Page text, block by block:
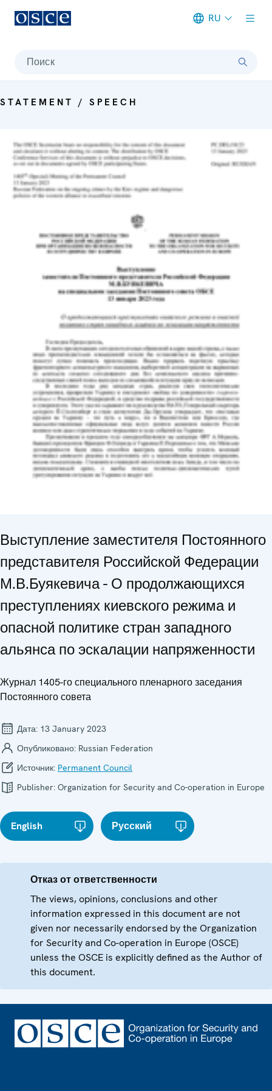
RU
Поиск
STATEMENT / SPEECH
Выступление заместителя Постоянного
представителя Российской Федерации
М.В.Буякевича - О продолжающихся
преступлениях киевского режима и
опасной политике стран западного
альянса по эскалации напряженности
Журнал 1405-го специального пленарного заседания
Постоянного совета
Дата: 13 January 2023
Опубликовано: Russian Federation
Источник: Permanent Council
Publisher: Organization for Security and Co-operation in Europe
English Русский
Отказ от ответственности
The views, opinions, conclusions and other
information expressed in this document are not
given nor necessarily endorsed by the Organization
for Security and Co-operation in Europe (OSCE)
unless the OSCE is explicitly defined as the Author of
this document.